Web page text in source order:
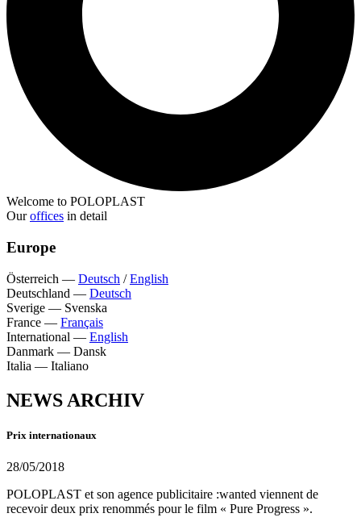
Welcome to POLOPLAST
Ouroffices in detail
Europe
Österreich — Deutsch /English
Deutschland — Deutsch
Sverige — Svenska
France — Français
International — English
Danmark — Dansk
Italia — Italiano
NEWS ARCHIV
Prix internationaux
28/05/2018
POLOPLAST et son agence publicitaire :wanted viennent de
recevoir deux prix renommés pour le film « Pure Progress ».